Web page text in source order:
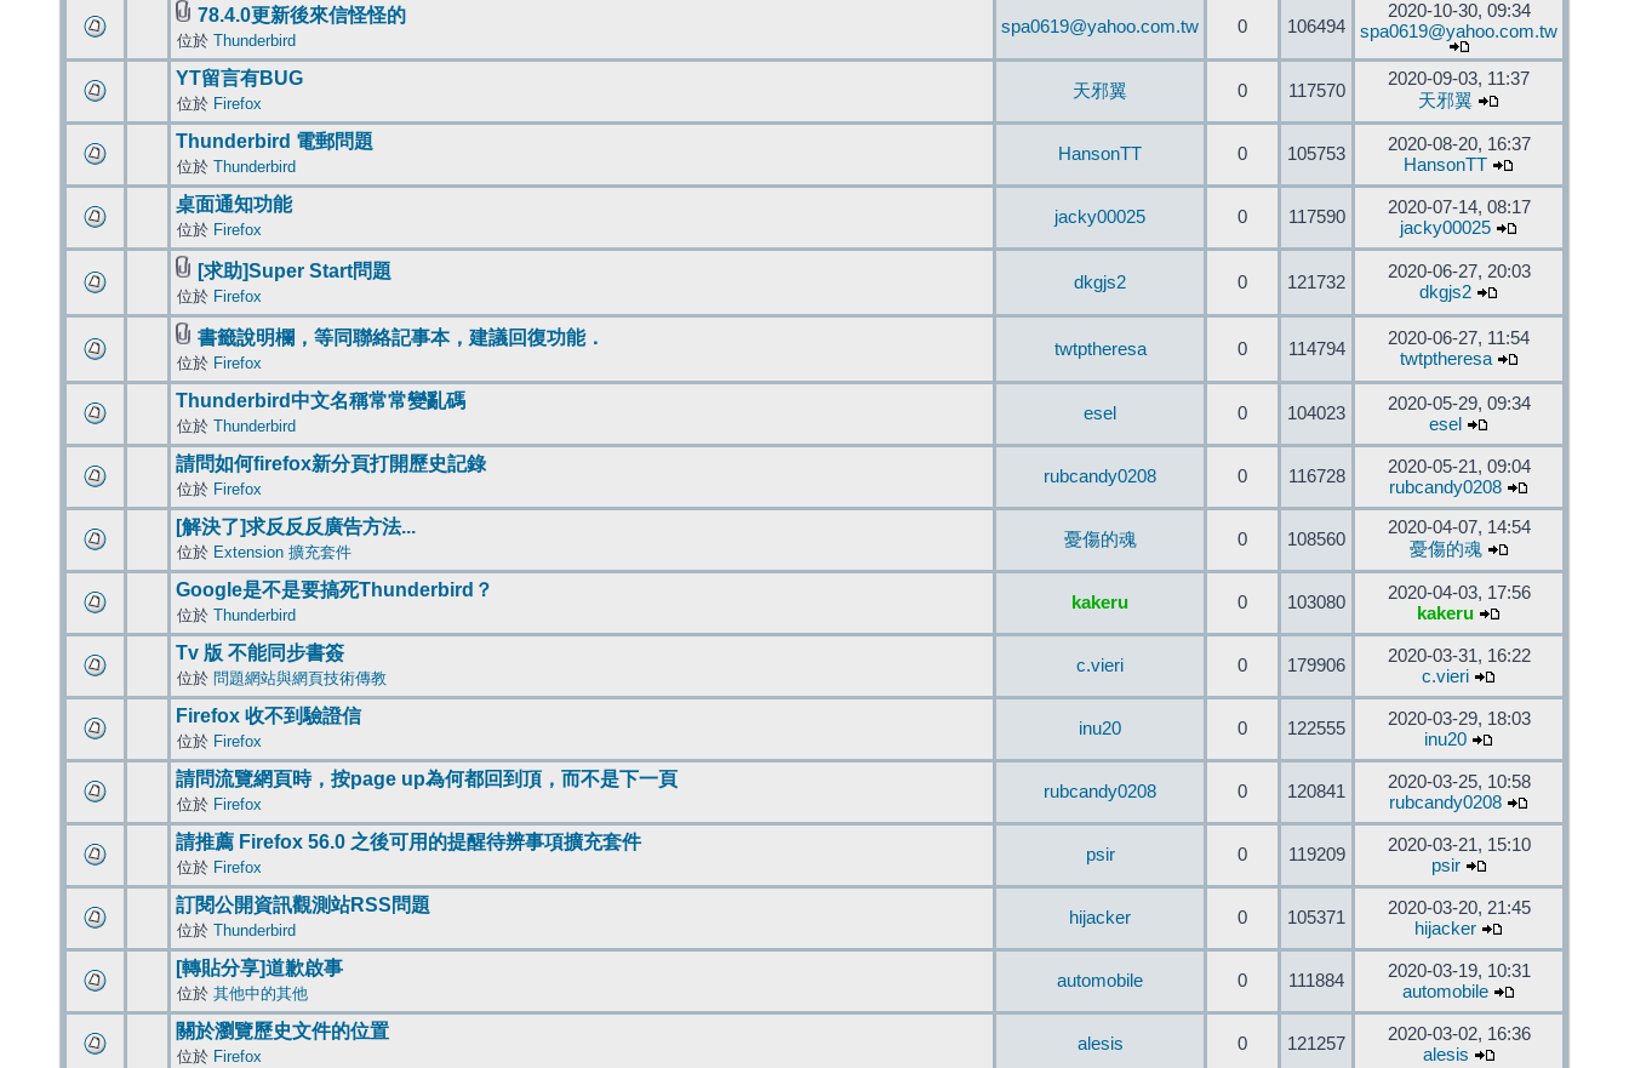
78.4.0更新後來信怪怪的
位於 Thunderbird
spa0619@yahoo.com.tw 0 106494
2020-10-30, 09:34
spa0619@yahoo.com.tw
YT留言有BUG
位於 Firefox
天邪翼 0 117570
2020-09-03, 11:37
天邪翼
Thunderbird 電郵問題
位於 Thunderbird
HansonTT 0 105753
2020-08-20, 16:37
HansonTT
桌面通知功能
位於 Firefox
jacky00025 0 117590
2020-07-14, 08:17
jacky00025
[求助]Super Start問題
位於 Firefox
dkgjs2 0 121732
2020-06-27, 20:03
dkgjs2
書籤說明欄，等同聯絡記事本，建議回復功能．
位於 Firefox
twtptheresa 0 114794
2020-06-27, 11:54
twtptheresa
Thunderbird中文名稱常常變亂碼
位於 Thunderbird
esel 0 104023
2020-05-29, 09:34
esel
請問如何firefox新分頁打開歷史記錄
位於 Firefox
rubcandy0208 0 116728
2020-05-21, 09:04
rubcandy0208
[解決了]求反反反廣告方法...
位於 Extension 擴充套件
憂傷的魂 0 108560
2020-04-07, 14:54
憂傷的魂
Google是不是要搞死Thunderbird？
位於 Thunderbird
kakeru 0 103080
2020-04-03, 17:56
kakeru
Tv 版 不能同步書簽
位於 問題網站與網頁技術傳教
c.vieri 0 179906
2020-03-31, 16:22
c.vieri
Firefox 收不到驗證信
位於 Firefox
inu20 0 122555
2020-03-29, 18:03
inu20
請問流覽網頁時，按page up為何都回到頂，而不是下一頁
位於 Firefox
rubcandy0208 0 120841
2020-03-25, 10:58
rubcandy0208
請推薦 Firefox 56.0 之後可用的提醒待辨事項擴充套件
位於 Firefox
psir 0 119209
2020-03-21, 15:10
psir
訂閱公開資訊觀測站RSS問題
位於 Thunderbird
hijacker 0 105371
2020-03-20, 21:45
hijacker
[轉貼分享]道歉啟事
位於 其他中的其他
automobile 0 111884
2020-03-19, 10:31
automobile
關於瀏覽歷史文件的位置
位於 Firefox
alesis 0 121257
2020-03-02, 16:36
alesis